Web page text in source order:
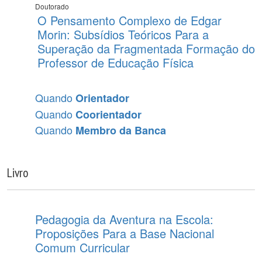
Doutorado
O Pensamento Complexo de Edgar
Morin: Subsídios Teóricos Para a
Superação da Fragmentada Formação do
Professor de Educação Física
Quando Orientador
Quando Coorientador
Quando Membro da Banca
Livro
Pedagogia da Aventura na Escola:
Proposições Para a Base Nacional
Comum Curricular